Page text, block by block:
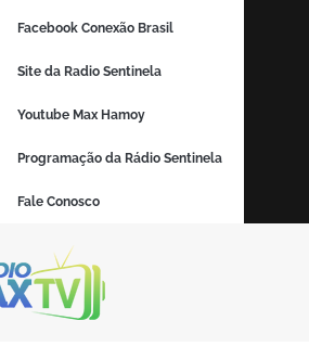
Facebook Conexão Brasil
Site da Radio Sentinela
Youtube Max Hamoy
Programação da Rádio Sentinela
Fale Conosco